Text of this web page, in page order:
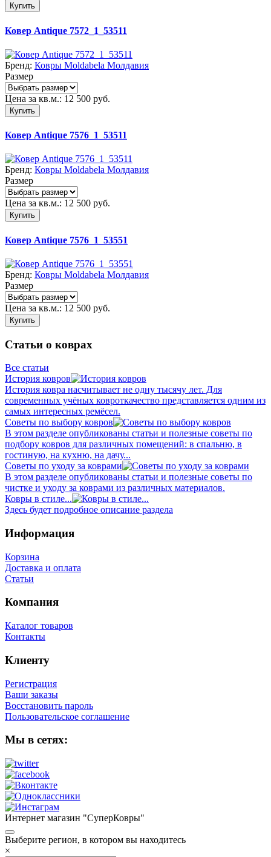
Купить
Ковер Antique 7572_1_53511
Бренд: Ковры Moldabela Молдавия
Размер
Цена за кв.м.: 12 500 руб.
Купить
Ковер Antique 7576_1_53511
Бренд: Ковры Moldabela Молдавия
Размер
Цена за кв.м.: 12 500 руб.
Купить
Ковер Antique 7576_1_53551
Бренд: Ковры Moldabela Молдавия
Размер
Цена за кв.м.: 12 500 руб.
Купить
Статьи о коврах
Все статьи
История ковров
История ковра насчитывает не одну тысячу лет. Для
современных учёных ковроткачество представляется одним из
самых интересных ремёсел.
Советы по выбору ковров
В этом разделе опубликованы статьи и полезные советы по
подбору ковров для различных помещений: в спальню, в
гостиную, на кухню, на дачу...
Советы по уходу за коврами
В этом разделе опубликованы статьи и полезные советы по
чистке и уходу за коврами из различных материалов.
Ковры в стиле...
Здесь будет подробное описание раздела
Информация
Корзина
Доставка и оплата
Статьи
Компания
Каталог товаров
Контакты
Клиенту
Регистрация
Ваши заказы
Восстановить пароль
Пользовательское соглашение
Мы в сетях:
Интернет магазин "СуперКовры"
Выберите регион, в котором вы находитесь
×